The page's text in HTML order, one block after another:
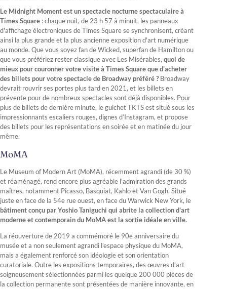
Le Midnight Moment est un spectacle nocturne spectaculaire à
Times Square : chaque nuit, de 23 h 57 à minuit, les panneaux
d'affichage électroniques de Times Square se synchronisent, créant
ainsi la plus grande et la plus ancienne exposition d'art numérique
au monde. Que vous soyez fan de Wicked, superfan de Hamilton ou
que vous préfériez rester classique avec Les Misérables, quoi de
mieux pour couronner votre visite à Times Square que d'acheter
des billets pour votre spectacle de Broadway préféré ?Broadway
devrait rouvrir ses portes plus tard en 2021, et les billets en
prévente pour de nombreux spectacles sont déjà disponibles. Pour
plus de billets de dernière minute, le guichet TKTS est situé sous les
impressionnants escaliers rouges, dignes d’Instagram, et propose
des billets pour les représentations en soirée et en matinée du jour
même.
MoMA
Le Museum of Modern Art (MoMA), récemment agrandi (de 30 %)
et réaménagé, rend encore plus agréable l'admiration des grands
maîtres, notamment Picasso, Basquiat, Kahlo et Van Gogh. Situé
juste en face de la 54e rue ouest, en face du Warwick New York, le
bâtiment conçu par Yoshio Taniguchi qui abrite la collection d'art
moderne et contemporain du MoMA est la sortie idéale en ville.
La réouverture de 2019 a commémoré le 90e anniversaire du
musée et a non seulement agrandi l’espace physique du MoMA,
mais a également renforcé son idéologie et son orientation
curatoriale. Outre les expositions temporaires, des œuvres d’art
soigneusement sélectionnées parmi les quelque 200 000 pièces de
la collection permanente sont présentées de manière innovante, en